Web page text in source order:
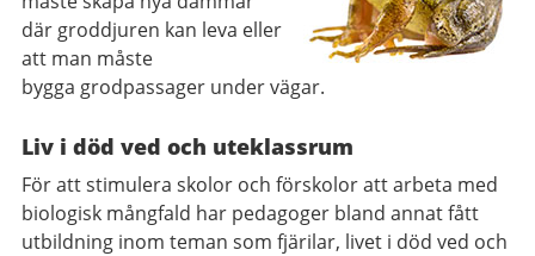
där groddjuren kan leva eller
att man måste
bygga grodpassager under vägar.
Liv i död ved och uteklassrum
För att stimulera skolor och förskolor att arbeta med
biologisk mångfald har pedagoger bland annat fått
utbildning inom teman som fjärilar, livet i död ved och